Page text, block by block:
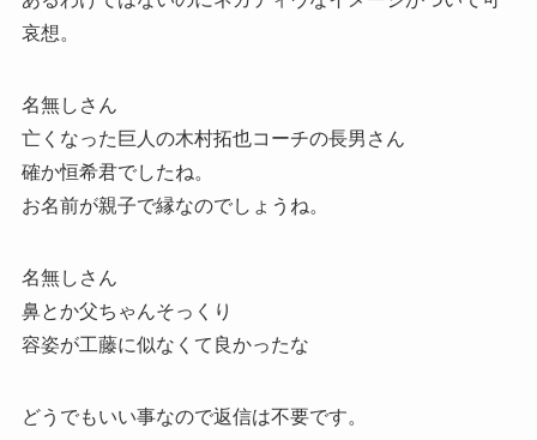
哀想。
名無しさん
亡くなった巨人の木村拓也コーチの長男さん
確か恒希君でしたね。
お名前が親子で縁なのでしょうね。
名無しさん
鼻とか父ちゃんそっくり
容姿が工藤に似なくて良かったな
どうでもいい事なので返信は不要です。